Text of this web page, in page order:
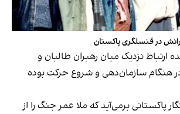
در قنسلگری پاکستان
ارتباط نزدیک میان رهبران طالبان و
هنگام سازمان‌دهی و شروع حرکت بوده
پاکستانی برمی‌آید که ملا عمر جنگ را از